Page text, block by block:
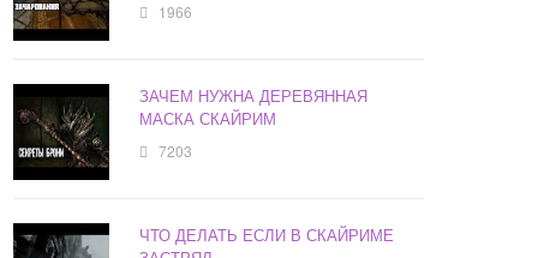
1966
ЗАЧЕМ НУЖНА ДЕРЕВЯННАЯ
МАСКА СКАЙРИМ
7203
ЧТО ДЕЛАТЬ ЕСЛИ В СКАЙРИМЕ